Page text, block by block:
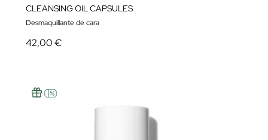
CLEANSING OIL CAPSULES
Desmaquillante de cara
42,00 €